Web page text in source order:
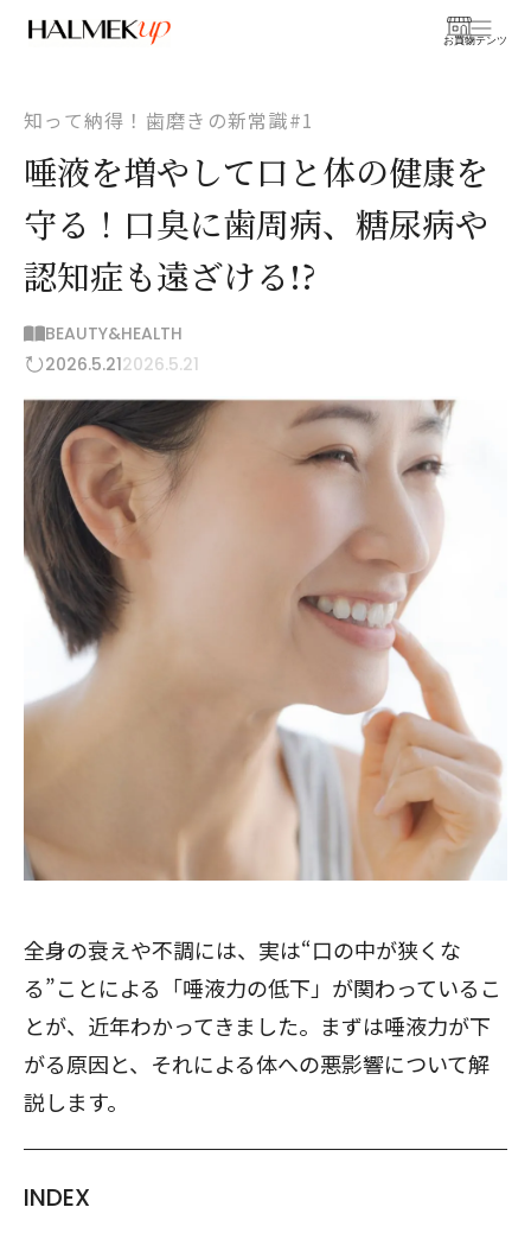
お買物
コンテンツ
知って納得！歯磨きの新常識#1
唾液を増やして口と体の健康を
守る！口臭に歯周病、糖尿病や
認知症も遠ざける!?
BEAUTY&HEALTH
2026.5.212026.5.21
全身の衰えや不調には、実は“口の中が狭くな
る”ことによる「唾液力の低下」が関わっているこ
とが、近年わかってきました。まずは唾液力が下
がる原因と、それによる体への悪影響について解
説します。
INDEX